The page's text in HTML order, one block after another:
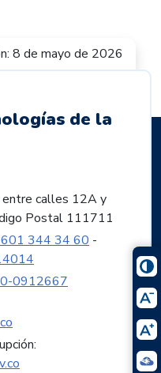
8 de mayo de 2026
de la
entre calles 12A y
Postal 111711
344 34 60 -
0912667